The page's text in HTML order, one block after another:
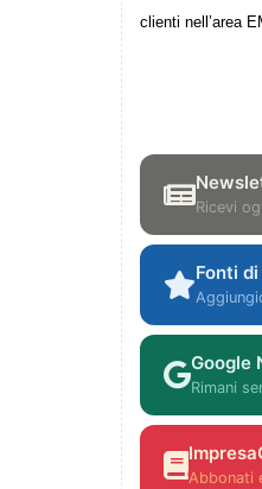
clienti nell’area
Ricevi
Fonti
Google
Rimani
Abbonati